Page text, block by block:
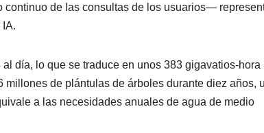
de las consultas de los usuarios—
día, lo que se traduce en unos 383 gigavatios-hora
de plántulas de árboles durante diez años,
a las necesidades anuales de agua de medio